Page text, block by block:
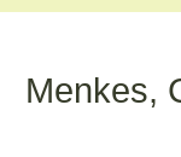
Menkes,